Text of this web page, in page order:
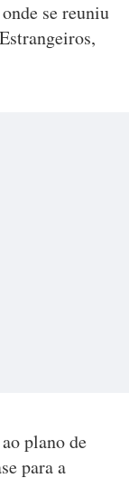
se reuniu
plano de
para a